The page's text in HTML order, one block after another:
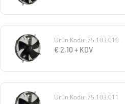
Ürün Kodu: 75.103.010
€ 2,10 + KDV
Ürün Kodu: 75.103.011